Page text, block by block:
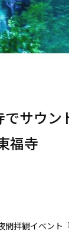
サウン
福寺
間拝観イベント